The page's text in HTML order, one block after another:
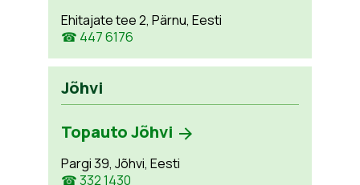
Ehitajate tee 2, Pärnu, Eesti
☎ 447 6176
Jõhvi
Topauto Jõhvi
Pargi 39, Jõhvi, Eesti
☎ 332 1430